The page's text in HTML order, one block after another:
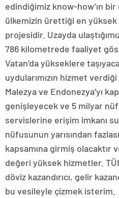
edindiğimiz know-how’ın
ülkemizin ürettiği en
projesidir. Uzayda
786 kilometrede faaliyet
Vatan’da yükseklere
uydularımızın hizmet
Malezya ve Endonezya’yı
genişleyecek ve 5 milyar
servislerine erişim imkanı
nüfusunun yarısından
kapsamına girmiş olacaktır
değeri yüksek hizmetler.
döviz kazandırıcı, gelir
bu vesileyle çizmek isterim.